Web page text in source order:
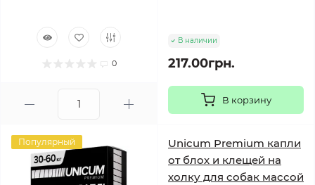
0
В наличии
217.00грн.
В корзину
Популярный
Unicum Premium капли
от блох и клещей на
холку для собак массой